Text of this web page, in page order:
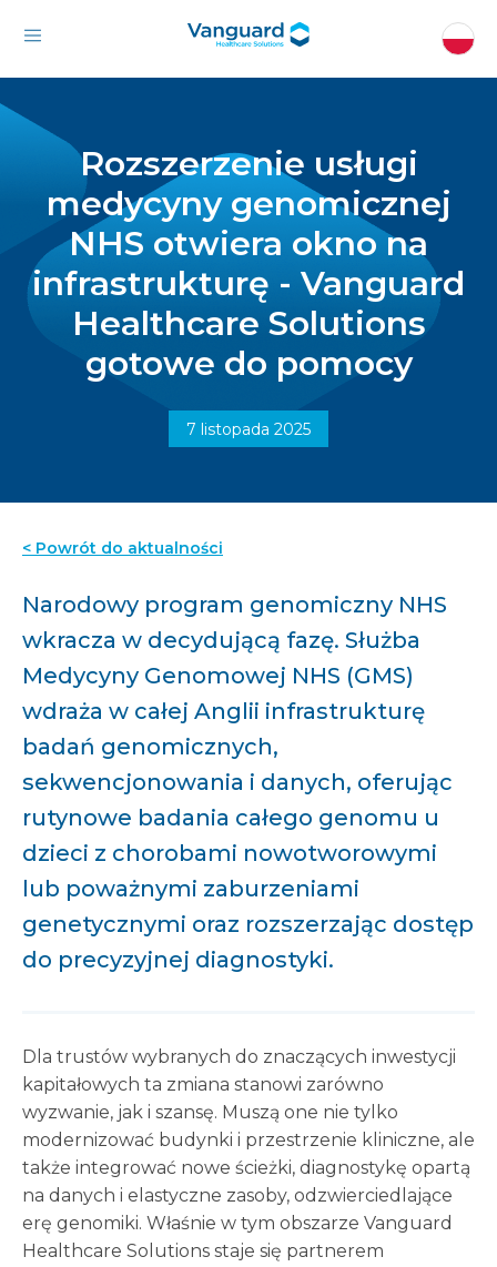
Rozszerzenie usługi
medycyny genomicznej
NHS otwiera okno na
infrastrukturę - Vanguard
Healthcare Solutions
gotowe do pomocy
7 listopada 2025
< Powrót do aktualności
Narodowy program genomiczny NHS
wkracza w decydującą fazę. Służba
Medycyny Genomowej NHS (GMS)
wdraża w całej Anglii infrastrukturę
badań genomicznych,
sekwencjonowania i danych, oferując
rutynowe badania całego genomu u
dzieci z chorobami nowotworowymi
lub poważnymi zaburzeniami
genetycznymi oraz rozszerzając dostęp
do precyzyjnej diagnostyki.
Dla trustów wybranych do znaczących inwestycji
kapitałowych ta zmiana stanowi zarówno
wyzwanie, jak i szansę. Muszą one nie tylko
modernizować budynki i przestrzenie kliniczne, ale
także integrować nowe ścieżki, diagnostykę opartą
na danych i elastyczne zasoby, odzwierciedlające
erę genomiki. Właśnie w tym obszarze Vanguard
Healthcare Solutions staje się partnerem